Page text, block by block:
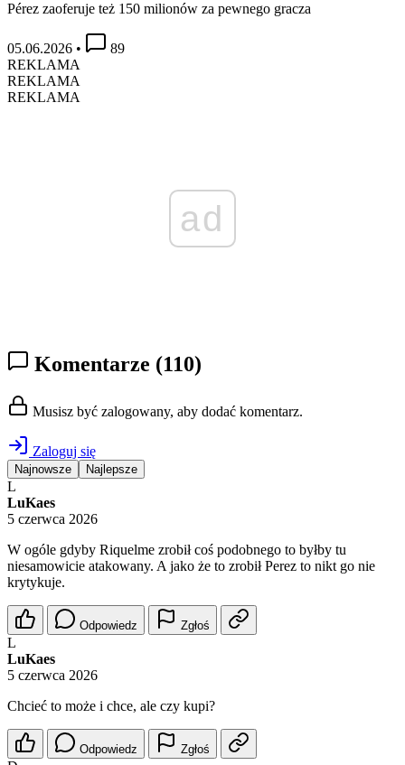
Pérez zaoferuje też 150 milionów za pewnego gracza
05.06.2026 •
89
REKLAMA
REKLAMA
REKLAMA
ad
Komentarze (110)
Musisz być zalogowany, aby dodać komentarz.
Zaloguj się
Najnowsze Najlepsze
L
LuKaes
5 czerwca 2026
W ogóle gdyby Riquelme zrobił coś podobnego to byłby tu
niesamowicie atakowany. A jako że to zrobił Perez to nikt go nie
krytykuje.
Odpowiedz Zgłoś
L
LuKaes
5 czerwca 2026
Chcieć to może i chce, ale czy kupi?
Odpowiedz Zgłoś